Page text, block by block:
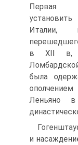
Первая
Италии,
в XII в,
была
Леньяно
и